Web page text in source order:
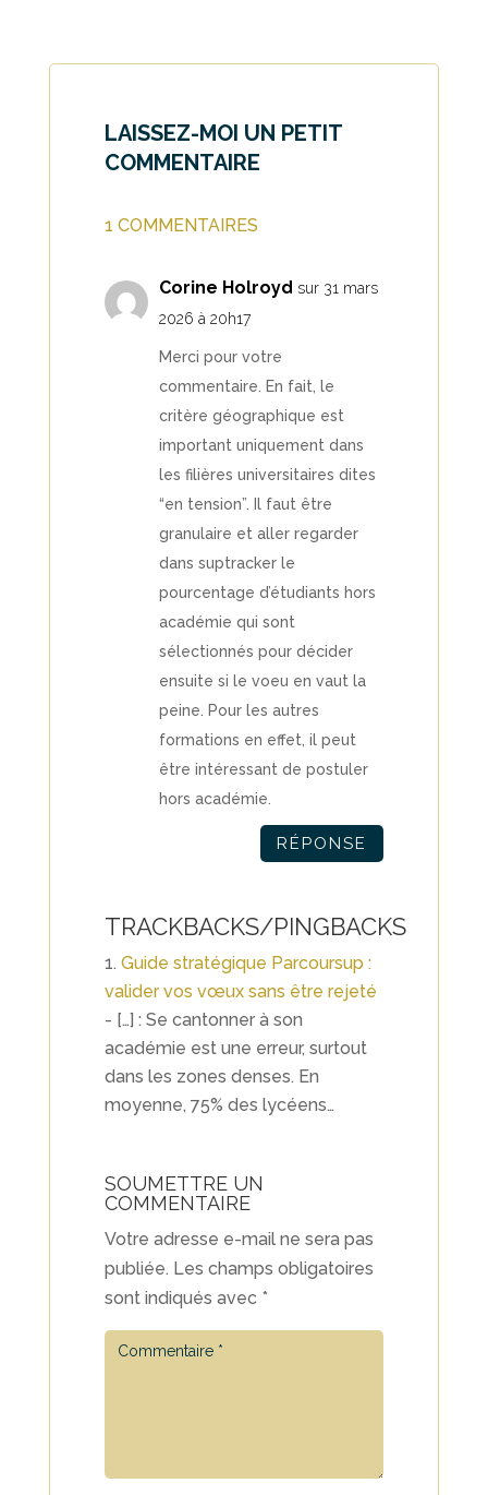
LAISSEZ-MOI UN PETIT
COMMENTAIRE
1 COMMENTAIRES
Corine Holroyd sur 31 mars
2026 à 20h17
Merci pour votre
commentaire. En fait, le
critère géographique est
important uniquement dans
les filières universitaires dites
“en tension”. Il faut être
granulaire et aller regarder
dans suptracker le
pourcentage d’étudiants hors
académie qui sont
sélectionnés pour décider
ensuite si le voeu en vaut la
peine. Pour les autres
formations en effet, il peut
être intéressant de postuler
hors académie.
RÉPONSE
TRACKBACKS/PINGBACKS
Guide stratégique Parcoursup :
valider vos vœux sans être rejeté
- […] : Se cantonner à son
académie est une erreur, surtout
dans les zones denses. En
moyenne, 75% des lycéens…
SOUMETTRE UN
COMMENTAIRE
Votre adresse e-mail ne sera pas
publiée. Les champs obligatoires
sont indiqués avec *